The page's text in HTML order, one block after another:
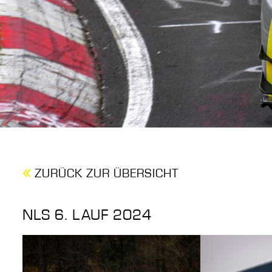
ZURÜCK ZUR ÜBERSICHT
NLS 6. LAUF 2024